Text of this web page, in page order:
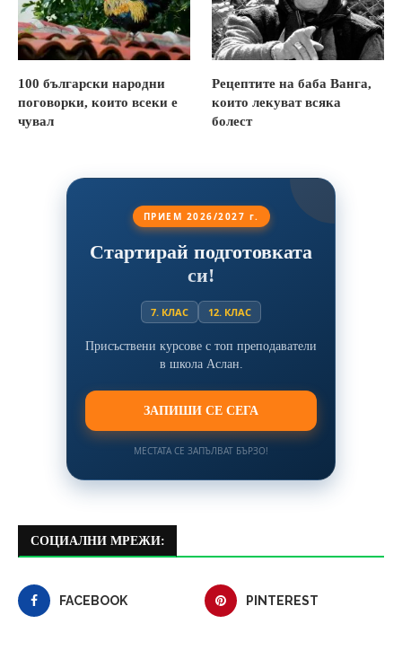
100 български народни
поговорки, които всеки е
чувал
Рецептите на баба Ванга,
които лекуват всяка
болест
ПРИЕМ 2026/2027 г.
Стартирай подготовката
си!
7. КЛАС 12. КЛАС
Присъствени курсове с топ преподаватели
в школа Аслан.
ЗАПИШИ СЕ СЕГА
МЕСТАТА СЕ ЗАПЪЛВАТ БЪРЗО!
СОЦИАЛНИ МРЕЖИ:
FACEBOOK PINTEREST